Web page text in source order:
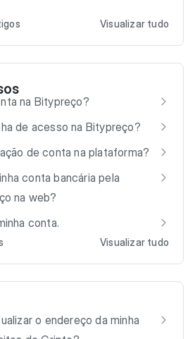
Visualizar tudo
na Bitypreço?
de acesso na Bitypreço?
de conta na plataforma?
conta bancária pela
na web?
conta.
Visualizar tudo
o endereço da minha